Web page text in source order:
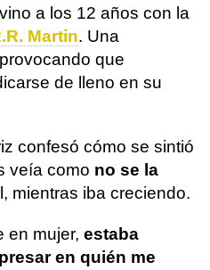
a los 12 años con la
Martin. Una
que
de lleno en su
confesó cómo se sintió
veía como no se la
mientras iba creciendo.
en mujer, estaba
en quién me